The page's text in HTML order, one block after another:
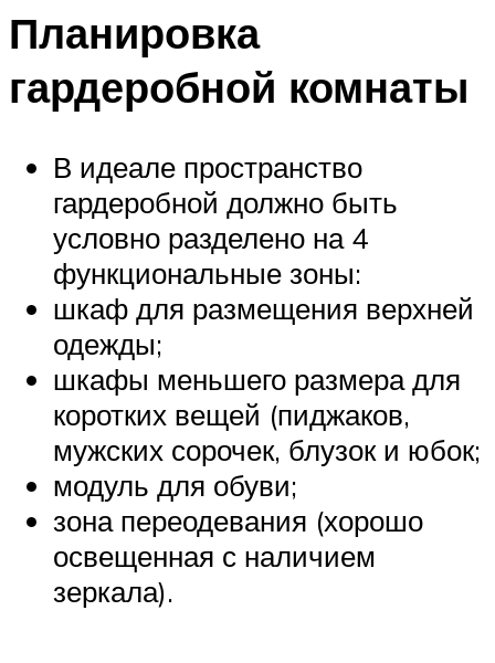
Планировка
гардеробной комнаты
В идеале пространство
гардеробной должно быть
условно разделено на 4
функциональные зоны:
шкаф для размещения верхней
одежды;
шкафы меньшего размера для
коротких вещей (пиджаков,
мужских сорочек, блузок и юбок;
модуль для обуви;
зона переодевания (хорошо
освещенная с наличием
зеркала).